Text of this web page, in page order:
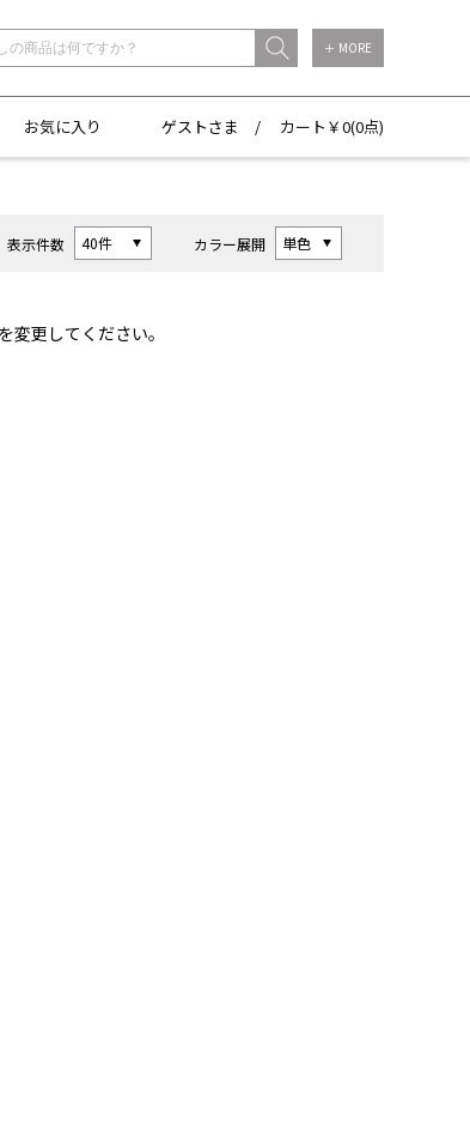
＋ MORE
お気に入り ゲストさま / カート￥0(0点)
表示件数 カラー展開
更してください。